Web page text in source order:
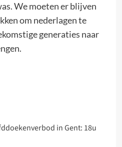
We moeten er blijven
om nederlagen te
generaties naar
in Gent: 18u